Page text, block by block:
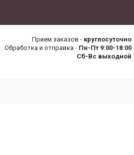
Прием заказов - круглосуточно
Обработка и отправка - Пн-Пт 9:00-18:00
Сб-Вс выходной